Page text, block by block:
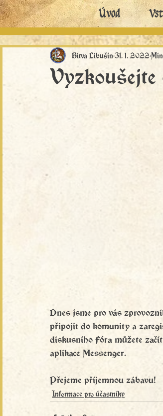
Úvod
Vyzkoušejte
Bitva Libušín 31. 1. 2022
Dnes jsme pro vás
připojit do komunity a
diskusního Fóra můžete
aplikace Messenger.
Přejeme příjemnou zábavu!
Informace pro účastníky